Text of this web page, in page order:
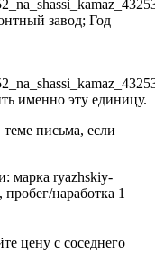
завод; Год
именно эту единицу.
письма, если
марка ryazhskiy-
наработка 1
цену с соседнего